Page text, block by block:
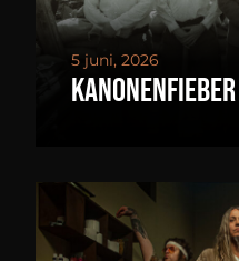
5 juni, 2026